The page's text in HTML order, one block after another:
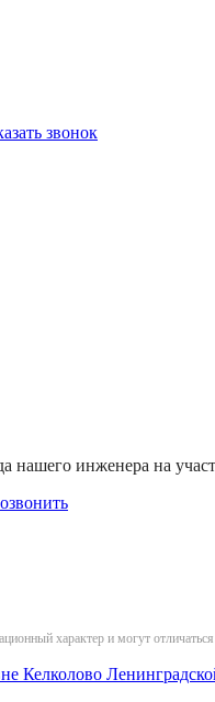
звонок
нашего инженера на
характер и могут
Келколово